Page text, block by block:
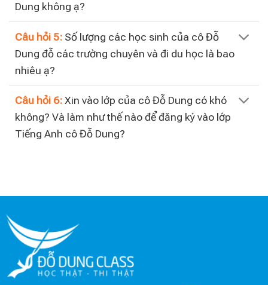
Dung không ạ?
Câu hỏi 5: Số lượng các học sinh của cô Đỗ
Dung đỗ các trường chuyên và đi du học là bao
nhiêu ạ?
Câu hỏi 6: Xin vào lớp của cô Đỗ Dung có khó
không? Và làm như thế nào để đăng ký vào lớp
Tiếng Anh cô Đỗ Dung?